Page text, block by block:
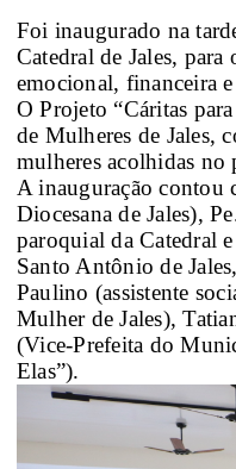
Foi inaugurado na
Catedral de Jales,
emocional, financeira
O Projeto “Cáritas
de Mulheres de Jales,
mulheres acolhidas no
A inauguração contou
Diocesana de Jales),
paroquial da Catedral
Santo Antônio de
Paulino (assistente
Mulher de Jales),
(Vice-Prefeita do
Elas”).